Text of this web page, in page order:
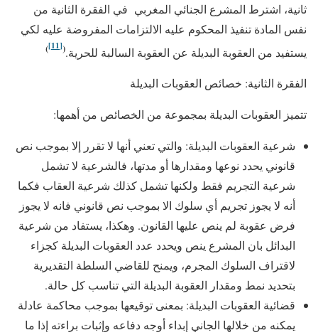
ثانية، اشترط المشرع الجنائي المغربي في الفقرة الثانية من
نفس المادة تنفيذ المحكوم عليه الالتزامات المفروضة عليه لكي
يستفيد من العقوبة البديلة عن العقوبة السالبة للحرية.(
[11]
)
الفقرة الثانية: خصائص العقوبات البديلة
تتميز العقوبات البديلة بمجموعة من الخصائص من أهمها:
شرعية العقوبات البديلة: والتي تعني أنها لا تقرر إلا بموجب نص
قانوني يحدد نوعها ومقدارها أو مدتها، فالشرعية لا تشمل
شرعية التجريم فقط ولكنها تشمل كذلك شرعية العقاب فكما
أنه لا يجوز تجريم أي سلوك الا بموجب نص قانوني فانه لا يجوز
فرض عقوبة لم ينص عليها القانون. وهكذا، يستفاد من شرعية
البدائل بان المشرع ينص ويحدد عدد العقوبات البديلة كجزاء
لاقتراف السلوك المجرم، ويمنح للقاضي السلطة التقديرية
بتحديد نمط ومقدار العقوبة البديلة التي تناسب كل حالة.
قضائية العقوبات البديلة: بمعنى توقيعها بموجب محاكمة عادلة
يمكنه من خلالها الجاني إبداء أوجه دفاعه وإثبات براءته إذا ما